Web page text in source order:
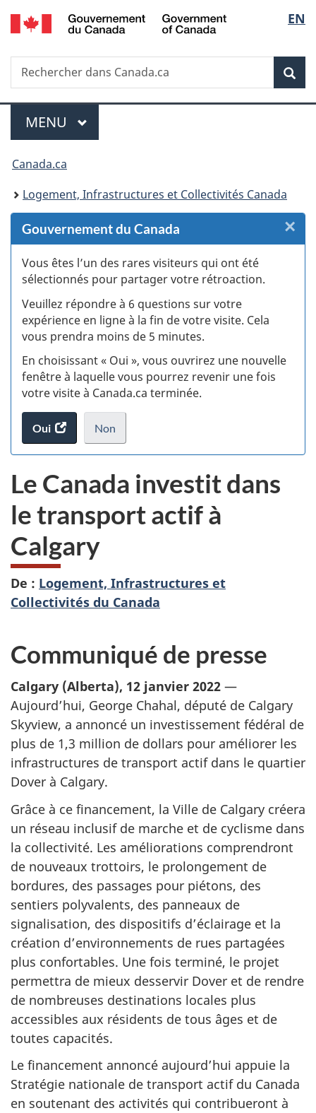
Passer
au
des
Passer
au
principal
Passer
à
Au
du
Passer
à
version
simplifiée
de
la
EN
Recherche
Rechercher
dans
Menu
MENU PRINCIPAL
Vous
êtes
ici :
Canada.ca
Logement, Infrastructures et Collectivités Canada
Gouvernement du Canada
Vous êtes l’un des rares visiteurs qui ont été
sélectionnés pour partager votre rétroaction.
Veuillez répondre à 6 questions sur votre
expérience en ligne à la fin de votre visite. Cela
vous prendra moins de 5 minutes.
En choisissant « Oui », vous ouvrirez une nouvelle
fenêtre à laquelle vous pourrez revenir une fois
votre visite à Canada.ca terminée.
Oui
accéder
au
Non
je
veux
pas
participer
au
web,
.
×
Le Canada investit dans
le transport actif à
Calgary
De : Logement, Infrastructures et
Collectivités du Canada
Communiqué de presse
Calgary (Alberta), 12 janvier 2022 —
Aujourd’hui, George Chahal, député de Calgary
Skyview, a annoncé un investissement fédéral de
plus de 1,3 million de dollars pour améliorer les
infrastructures de transport actif dans le quartier
Dover à Calgary.
Grâce à ce financement, la Ville de Calgary créera
un réseau inclusif de marche et de cyclisme dans
la collectivité. Les améliorations comprendront
de nouveaux trottoirs, le prolongement de
bordures, des passages pour piétons, des
sentiers polyvalents, des panneaux de
signalisation, des dispositifs d’éclairage et la
création d’environnements de rues partagées
plus confortables. Une fois terminé, le projet
permettra de mieux desservir Dover et de rendre
de nombreuses destinations locales plus
accessibles aux résidents de tous âges et de
toutes capacités.
Le financement annoncé aujourd’hui appuie la
Stratégie nationale de transport actif du Canada
en soutenant des activités qui contribueront à